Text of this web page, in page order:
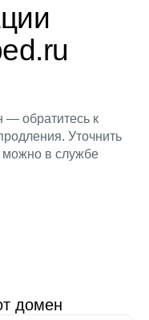
— обратитесь к
Уточнить
можно в службе
домен